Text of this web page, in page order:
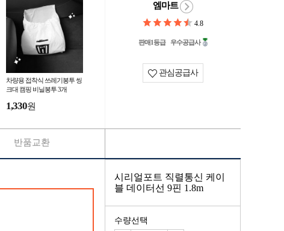
차량용 접착식 쓰레기봉투 씽
크대 캠핑 비닐봉투 3개
1,330원
엠마트
4.8
판매1등급 우수공급사
관심공급사
반품교환
시리얼포트 직렬통신 케이
블 데이터선 9핀 1.8m
수량선택